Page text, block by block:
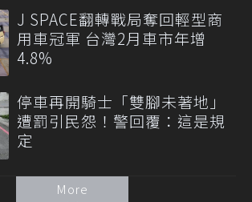
J SPACE翻轉戰局奪回輕型商
用車冠軍 台灣2月車市年增
4.8%
停車再開騎士「雙腳未著地」
遭罰引民怨！警回覆：這是規
定
More